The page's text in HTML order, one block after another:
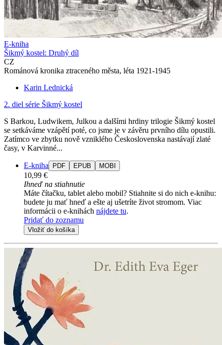
E-kniha
Šikmý kostel: Druhý díl
CZ
Románová kronika ztraceného města, léta 1921-1945
Karin Lednická
2. diel série Šikmý kostel
S Barkou, Ludwikem, Julkou a dalšími hrdiny trilogie Šikmý kostel
se setkáváme vzápětí poté, co jsme je v závěru prvního dílu opustili.
Zatímco ve zbytku nově vzniklého Československa nastávají zlaté
časy, v Karvinné...
E-kniha PDF EPUB MOBI
10,99 €
Ihneď na stiahnutie
Máte čítačku, tablet alebo mobil? Stiahnite si do nich e-knihu:
budete ju mať hneď a ešte aj ušetríte život stromom. Viac
informácii o e-knihách nájdete tu.
Pridať do zoznamu
Vložiť do košíka